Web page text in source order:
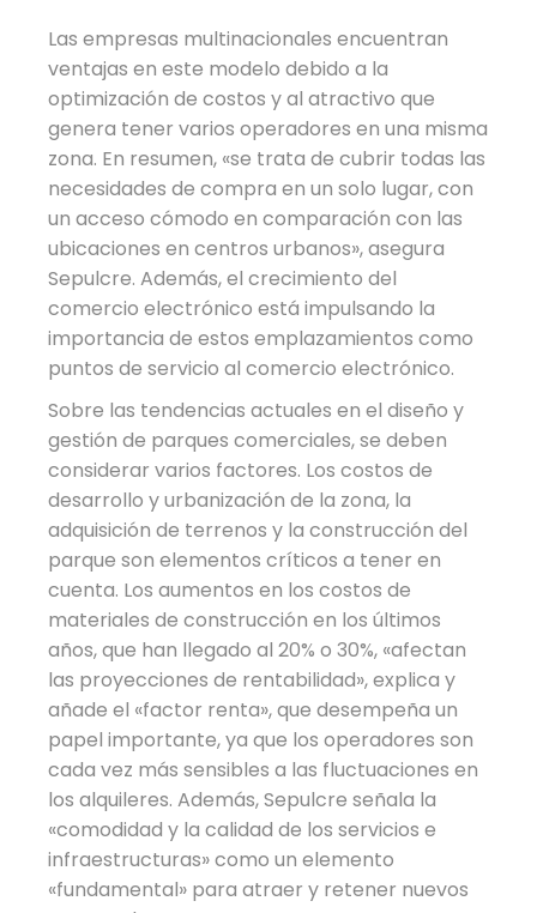
Las empresas multinacionales encuentran
ventajas en este modelo debido a la
optimización de costos y al atractivo que
genera tener varios operadores en una misma
zona. En resumen, «se trata de cubrir todas las
necesidades de compra en un solo lugar, con
un acceso cómodo en comparación con las
ubicaciones en centros urbanos», asegura
Sepulcre. Además, el crecimiento del
comercio electrónico está impulsando la
importancia de estos emplazamientos como
puntos de servicio al comercio electrónico.
Sobre las tendencias actuales en el diseño y
gestión de parques comerciales, se deben
considerar varios factores. Los costos de
desarrollo y urbanización de la zona, la
adquisición de terrenos y la construcción del
parque son elementos críticos a tener en
cuenta. Los aumentos en los costos de
materiales de construcción en los últimos
años, que han llegado al 20% o 30%, «afectan
las proyecciones de rentabilidad», explica y
añade el «factor renta», que desempeña un
papel importante, ya que los operadores son
cada vez más sensibles a las fluctuaciones en
los alquileres. Además, Sepulcre señala la
«comodidad y la calidad de los servicios e
infraestructuras» como un elemento
«fundamental» para atraer y retener nuevos